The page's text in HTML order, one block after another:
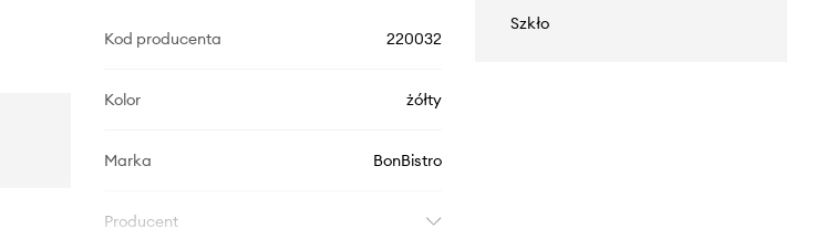
Kod producenta 220032
Kolor żółty
Marka BonBistro
Producent
Szkło